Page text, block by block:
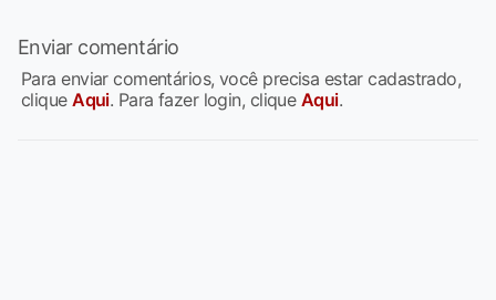
Enviar comentário
Para enviar comentários, você precisa estar cadastrado,
cliqueAqui. Para fazer login, clique Aqui.